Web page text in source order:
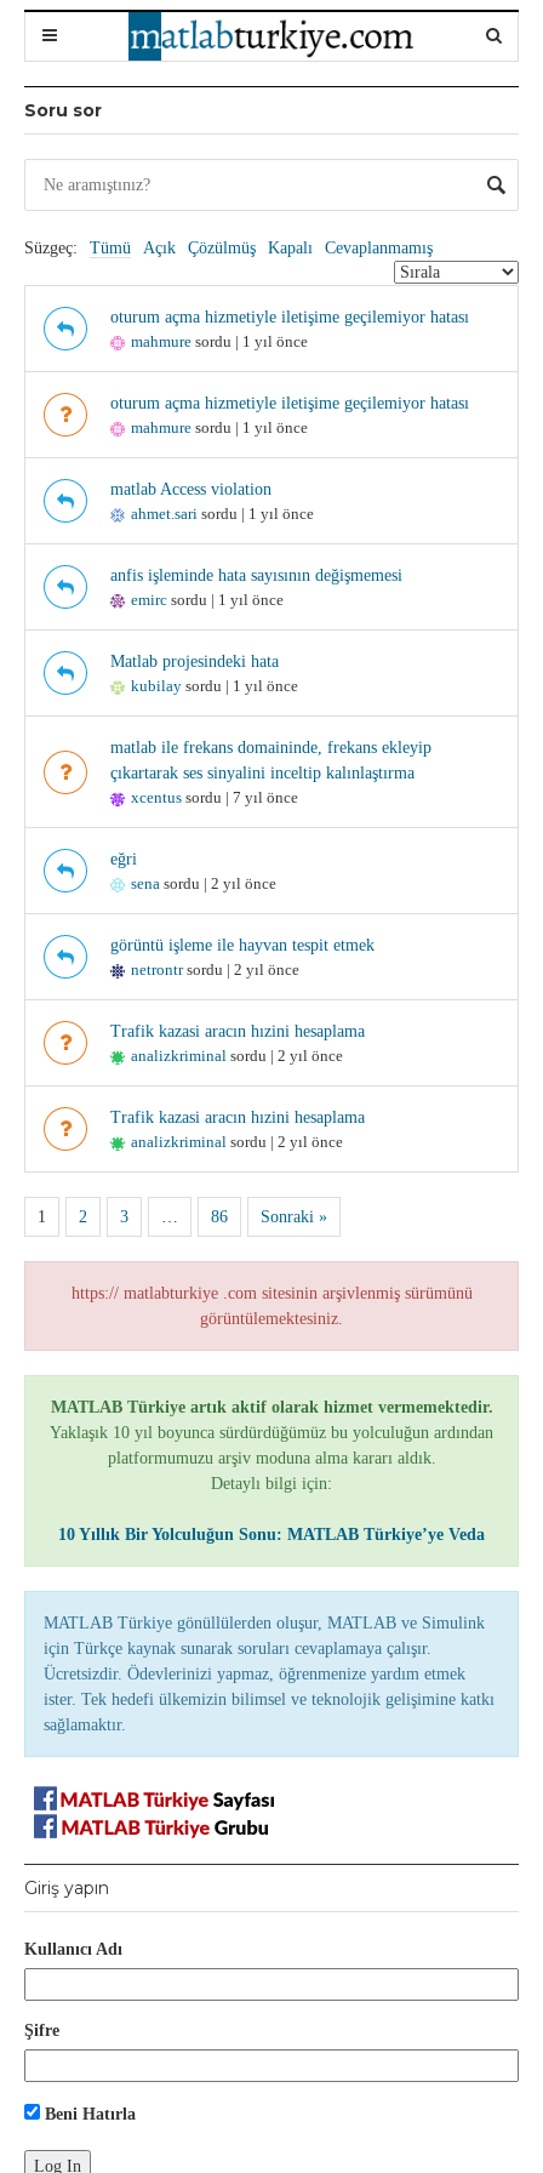
Soru sor
Süzgeç: Tümü Açık Çözülmüş Kapalı Cevaplanmamış
oturum açma hizmetiyle iletişime geçilemiyor hatası
mahmure sordu | 1 yıl önce
oturum açma hizmetiyle iletişime geçilemiyor hatası
mahmure sordu | 1 yıl önce
matlab Access violation
ahmet.sari sordu | 1 yıl önce
anfis işleminde hata sayısının değişmemesi
emirc sordu | 1 yıl önce
Matlab projesindeki hata
kubilay sordu | 1 yıl önce
matlab ile frekans domaininde, frekans ekleyip
çıkartarak ses sinyalini inceltip kalınlaştırma
xcentus sordu | 7 yıl önce
eğri
sena sordu | 2 yıl önce
görüntü işleme ile hayvan tespit etmek
netrontrsordu | 2 yıl önce
Trafik kazasi aracın hızini hesaplama
analizkriminal sordu | 2 yıl önce
Trafik kazasi aracın hızini hesaplama
analizkriminal sordu | 2 yıl önce
1 2 3 … 86 Sonraki »
https:// matlabturkiye .com sitesinin arşivlenmiş sürümünü
görüntülemektesiniz.
MATLAB Türkiye artık aktif olarak hizmet vermemektedir.
Yaklaşık 10 yıl boyunca sürdürdüğümüz bu yolculuğun ardından
platformumuzu arşiv moduna alma kararı aldık.
Detaylı bilgi için:
10 Yıllık Bir Yolculuğun Sonu: MATLAB Türkiye’ye Veda
MATLAB Türkiye gönüllülerden oluşur, MATLAB ve Simulink
için Türkçe kaynak sunarak soruları cevaplamaya çalışır.
Ücretsizdir. Ödevlerinizi yapmaz, öğrenmenize yardım etmek
ister. Tek hedefi ülkemizin bilimsel ve teknolojik gelişimine katkı
sağlamaktır.
Giriş yapın
Kullanıcı Adı
Şifre
Beni Hatırla